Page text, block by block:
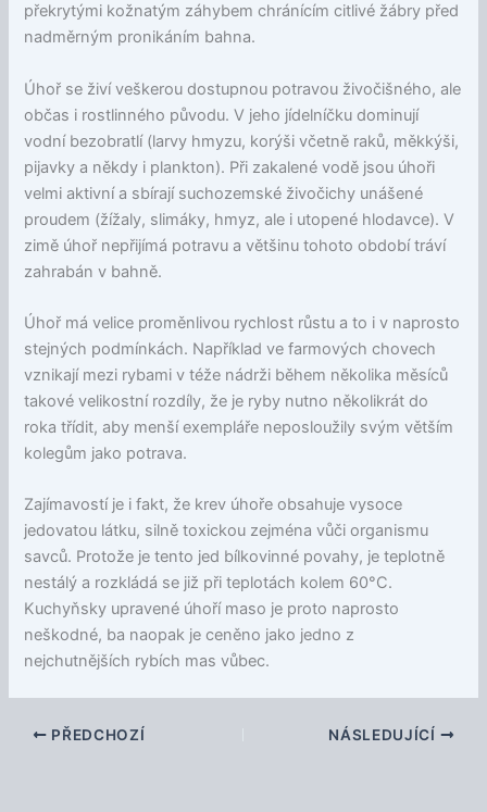
překrytými kožnatým záhybem chránícím citlivé žábry před
nadměrným pronikáním bahna.
Úhoř se živí veškerou dostupnou potravou živočišného, ale
občas i rostlinného původu. V jeho jídelníčku dominují
vodní bezobratlí (larvy hmyzu, korýši včetně raků, měkkýši,
pijavky a někdy i plankton). Při zakalené vodě jsou úhoři
velmi aktivní a sbírají suchozemské živočichy unášené
proudem (žížaly, slimáky, hmyz, ale i utopené hlodavce). V
zimě úhoř nepřijímá potravu a většinu tohoto období tráví
zahrabán v bahně.
Úhoř má velice proměnlivou rychlost růstu a to i v naprosto
stejných podmínkách. Například ve farmových chovech
vznikají mezi rybami v téže nádrži během několika měsíců
takové velikostní rozdíly, že je ryby nutno několikrát do
roka třídit, aby menší exempláře neposloužily svým větším
kolegům jako potrava.
Zajímavostí je i fakt, že krev úhoře obsahuje vysoce
jedovatou látku, silně toxickou zejména vůči organismu
savců. Protože je tento jed bílkovinné povahy, je teplotně
nestálý a rozkládá se již při teplotách kolem 60°C.
Kuchyňsky upravené úhoří maso je proto naprosto
neškodné, ba naopak je ceněno jako jedno z
nejchutnějších rybích mas vůbec.
PŘEDCHOZÍ NÁSLEDUJÍCÍ